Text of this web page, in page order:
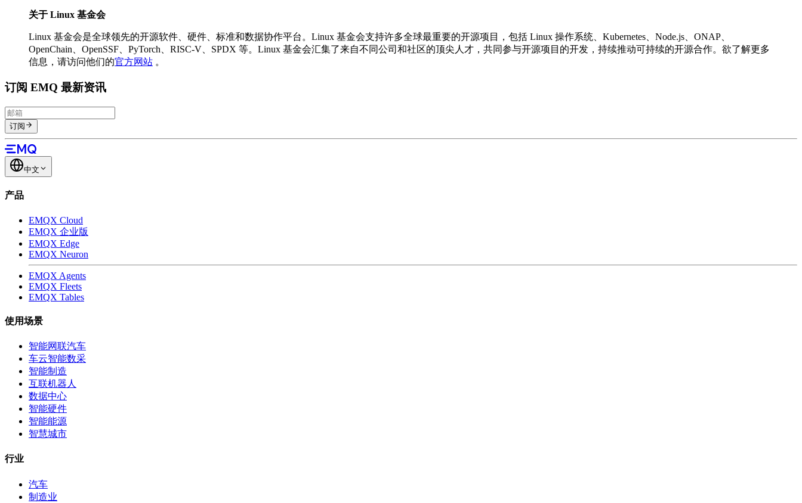
关于 Linux 基金会
Linux 基金会是全球领先的开源软件、硬件、标准和数据协作平台。Linux 基金会支持许多全球最重要的开源项目，包括 Linux 操作系统、Kubernetes、Node.js、ONAP、
OpenChain、OpenSSF、PyTorch、RISC-V、SPDX 等。Linux 基金会汇集了来自不同公司和社区的顶尖人才，共同参与开源项目的开发，持续推动可持续的开源合作。欲了解更多
信息，请访问他们的官方网站 。
订阅 EMQ 最新资讯
订阅
中文
产品
EMQX Cloud
EMQX 企业版
EMQX Edge
EMQX Neuron
EMQX Agents
EMQX Fleets
EMQX Tables
使用场景
智能网联汽车
车云智能数采
智能制造
互联机器人
数据中心
智能硬件
智能能源
智慧城市
行业
汽车
制造业